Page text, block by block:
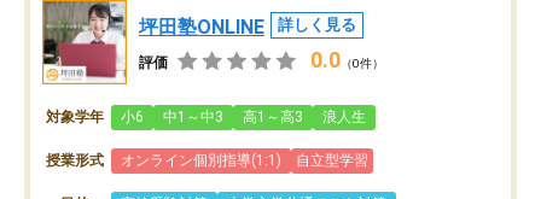
坪田塾ONLINE 詳しく見る
評価 0.0 （0件）
対象学年 小6 中1～中3 高1～高3 浪人生
授業形式 オンライン個別指導(1:1) 自立型学習